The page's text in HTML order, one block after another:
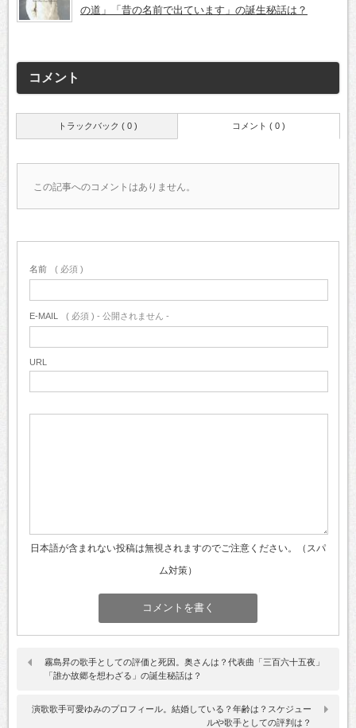
の道」「昔の名前で出ています」の誕生秘話は？
コメント
トラックバック ( 0 ) コメント ( 0 )
この記事へのコメントはありません。
名前 ( 必須 )
E-MAIL ( 必須 ) - 公開されません -
URL
日本語が含まれない投稿は無視されますのでご注意ください。（スパ
ム対策）
霧島昇の歌手としての評価と死因。奥さんは？代表曲「三百六十五夜」
「誰か故郷を想わざる」の誕生秘話は？
演歌歌手可愛ゆみのプロフィール。結婚している？年齢は？スケジュー
ルや歌手としての評判は？